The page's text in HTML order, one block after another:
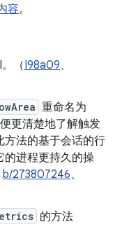
容。
（I98a09、
重命名为
便更清楚地了解触发
方法的基于会话的行
的进程更持久的操
b/273807246、
的方法